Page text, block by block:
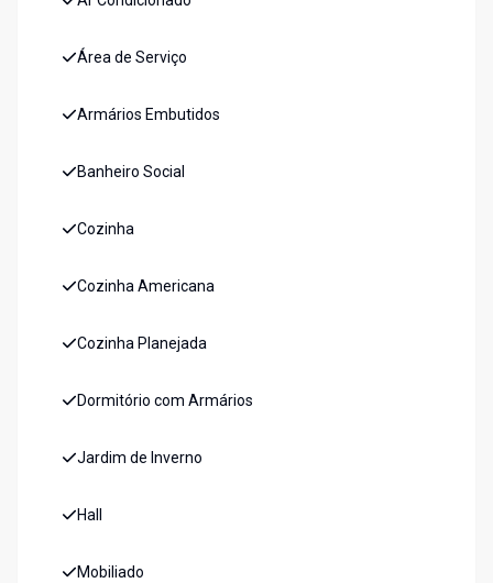
Área de Serviço
Armários Embutidos
Banheiro Social
Cozinha
Cozinha Americana
Cozinha Planejada
Dormitório com Armários
Jardim de Inverno
Hall
Mobiliado